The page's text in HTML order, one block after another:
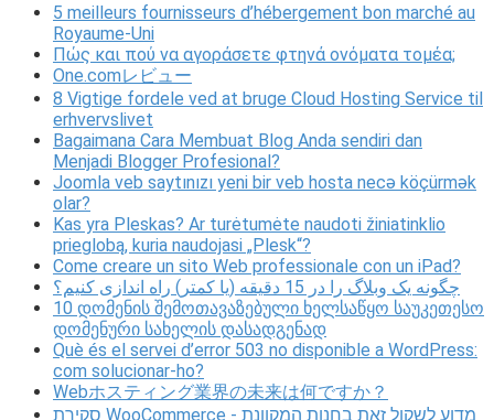
5 meilleurs fournisseurs d’hébergement bon marché au
Royaume-Uni
Πώς και πού να αγοράσετε φτηνά ονόματα τομέα;
One.comレビュー
8 Vigtige fordele ved at bruge Cloud Hosting Service til
erhvervslivet
Bagaimana Cara Membuat Blog Anda sendiri dan
Menjadi Blogger Profesional?
Joomla veb saytınızı yeni bir veb hosta necə köçürmək
olar?
Kas yra Pleskas? Ar turėtumėte naudoti žiniatinklio
prieglobą, kuria naudojasi „Plesk“?
Come creare un sito Web professionale con un iPad?
چگونه یک وبلاگ را در 15 دقیقه (یا کمتر) راه اندازی کنیم؟
10 დომენის შემოთავაზებული ხელსაწყო საუკეთესო
დომენური სახელის დასადგენად
Què és el servei d’error 503 no disponible a WordPress:
com solucionar-ho?
Webホスティング業界の未来は何ですか？
סקירת WooCommerce - מדוע לשקול זאת בחנות המקוונת